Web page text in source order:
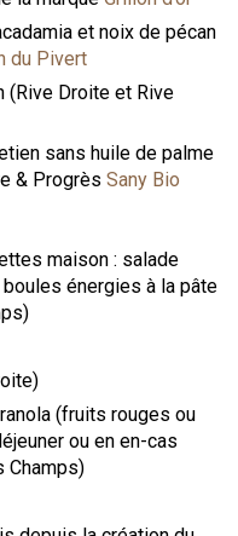
et noix de pécan
du Pivert
(Rive Droite et Rive
sans huile de palme
& Progrès Sany Bio
maison : salade
énergies à la pâte
(fruits rouges ou
ou en en-cas
Champs)